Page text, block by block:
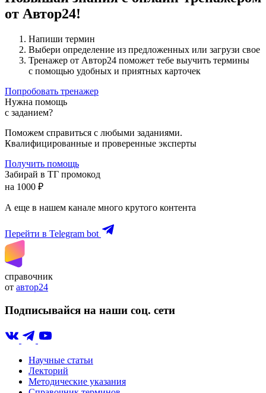
от Автор24!
Напиши термин
Выбери определение из предложенных или загрузи свое
Тренажер от Автор24 поможет тебе выучить термины
с помощью удобных и приятных карточек
Попробовать тренажер
Нужна помощь
с заданием?
Поможем справиться с любыми заданиями.
Квалифицированные и проверенные эксперты
Получить помощь
Забирай в ТГ промокод
на 1000 ₽
А еще в нашем канале много крутого контента
Перейти в Telegram bot
справочник
от автор24
Подписывайся на наши соц. сети
Научные статьи
Лекторий
Методические указания